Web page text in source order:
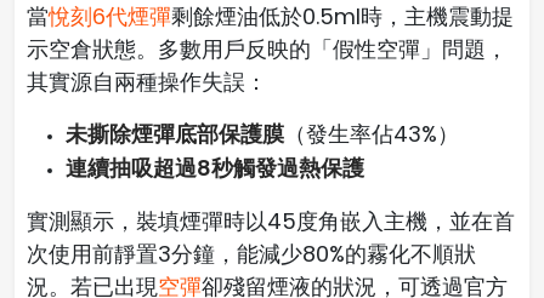
當悅刻6代煙彈剩餘煙油低於0.5ml時，主機震動提
示空倉狀態。多數用戶反映的「假性空彈」問題，
其實源自兩種操作失誤：
未撕除煙彈底部保護膜 （發生率佔43%）
連續抽吸超過8秒觸發過熱保護
實測顯示，裝填煙彈時以45度角嵌入主機，並在首
次使用前靜置3分鐘，能減少80%的霧化不順狀
況。若已出現空彈卻殘留煙液的狀況，可透過官方